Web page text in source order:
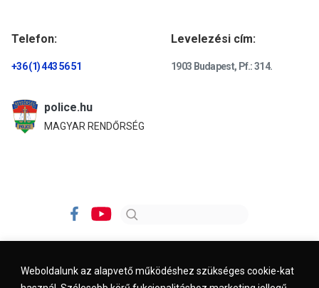
Weboldalunk az alapvető működéshez szükséges cookie-kat
Telefon:
+36 (1) 443 56 51
Levelezési cím:
1903 Budapest, Pf.: 314.
police.hu
MAGYAR RENDŐRSÉG